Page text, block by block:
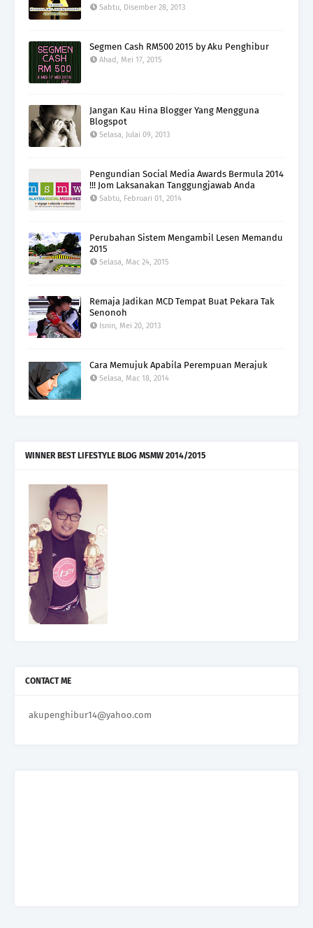
Sabtu, Disember 28, 2013
Segmen Cash RM500 2015 by Aku Penghibur
Ahad, Mei 17, 2015
Jangan Kau Hina Blogger Yang Mengguna
Blogspot
Selasa, Julai 09, 2013
Pengundian Social Media Awards Bermula 2014
!!! Jom Laksanakan Tanggungjawab Anda
Sabtu, Februari 01, 2014
Perubahan Sistem Mengambil Lesen Memandu
2015
Selasa, Mac 24, 2015
Remaja Jadikan MCD Tempat Buat Pekara Tak
Senonoh
Isnin, Mei 20, 2013
Cara Memujuk Apabila Perempuan Merajuk
Selasa, Mac 18, 2014
WINNER BEST LIFESTYLE BLOG MSMW 2014/2015
CONTACT ME
akupenghibur14@yahoo.com